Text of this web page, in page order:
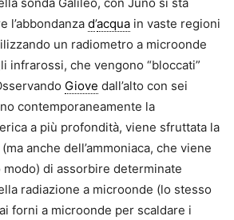
l’abbondanza d’acqua in vaste regioni
un radiometro a microonde
infrarossi, che vengono “bloccati”
Giove dall’alto con sei
contemporaneamente la
a più profondità, viene sfruttata la
(ma anche dell’ammoniaca, che viene
di assorbire determinate
radiazione a microonde (lo stesso
forni a microonde per scaldare i